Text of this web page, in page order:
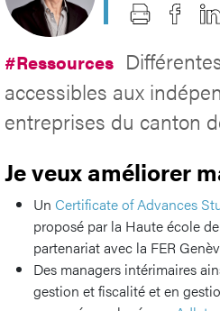
#Ressources
accessibles aux
entreprises du canton
Je veux améliorer
Un Certificate of Advances
proposé par la Haute école
partenariat avec la FER
Des managers intérimaires
gestion et fiscalité et en